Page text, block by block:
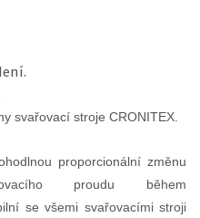
svařovací stroje CRONITEX.
proporcionální změnu
proudu během
se všemi svařovacími stroji